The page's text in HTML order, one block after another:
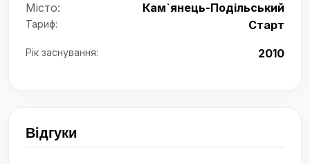
Місто: Кам`янець-Подільський
Тариф: Старт
Рік заснування: 2010
Відгуки